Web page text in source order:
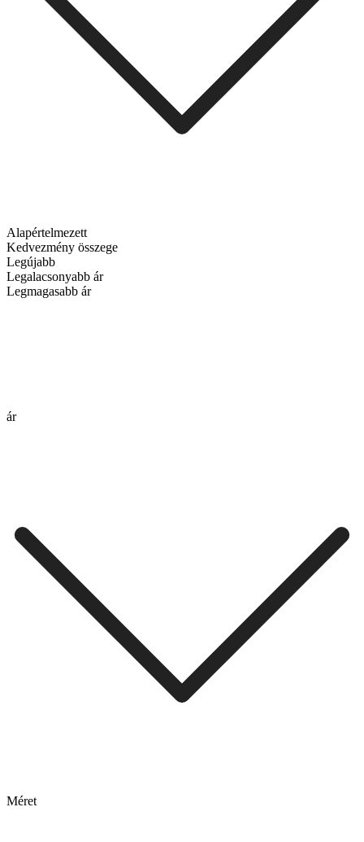
Alapértelmezett
Kedvezmény összege
Legújabb
Legalacsonyabb ár
Legmagasabb ár
ár
Méret